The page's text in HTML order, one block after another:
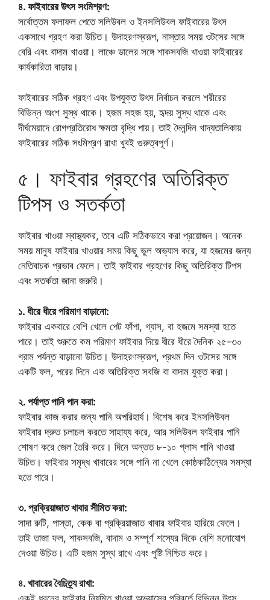
৪. ফাইবারের উৎস সংমিশ্রণ:
সর্বোত্তম ফলাফল পেতে সলিউবল ও ইনসলিউবল ফাইবারের উৎস
একসাথে গ্রহণ করা উচিত। উদাহরণস্বরূপ, নাস্তার সময় ওটসের সঙ্গে
বেরি এবং বাদাম খাওয়া। লাঞ্চে ডালের সঙ্গে শাকসবজি খাওয়া ফাইবারের
কার্যকারিতা বাড়ায়।
ফাইবারের সঠিক গ্রহণ এবং উপযুক্ত উৎস নির্বাচন করলে শরীরের
বিভিন্ন অংশ সুস্থ থাকে। হজম সহজ হয়, হৃদয় সুস্থ থাকে এবং
দীর্ঘমেয়াদে রোগপ্রতিরোধ ক্ষমতা বৃদ্ধি পায়। তাই দৈনন্দিন খাদ্যতালিকায়
ফাইবারের সঠিক সংমিশ্রণ রাখা খুবই গুরুত্বপূর্ণ।
৫। ফাইবার গ্রহণের অতিরিক্ত
টিপস ও সতর্কতা
ফাইবার খাওয়া স্বাস্থ্যকর, তবে এটি সঠিকভাবে করা প্রয়োজন। অনেক
সময় মানুষ ফাইবার খাওয়ার সময় কিছু ভুল অভ্যাস করে, যা হজমের জন্য
নেতিবাচক প্রভাব ফেলে। তাই ফাইবার গ্রহণের কিছু অতিরিক্ত টিপস
এবং সতর্কতা জানা জরুরি।
১. ধীরে ধীরে পরিমাণ বাড়ানো:
ফাইবার একবারে বেশি খেলে পেট ফাঁপা, গ্যাস, বা হজমে সমস্যা হতে
পারে। তাই শুরুতে কম পরিমাণ ফাইবার দিয়ে ধীরে ধীরে দৈনিক ২৫-৩০
গ্রাম পর্যন্ত বাড়ানো উচিত। উদাহরণস্বরূপ, প্রথম দিন ওটসের সঙ্গে
একটি ফল, পরের দিনে এক অতিরিক্ত সবজি বা বাদাম যুক্ত করা।
২. পর্যাপ্ত পানি পান করা:
ফাইবার কাজ করার জন্য পানি অপরিহার্য। বিশেষ করে ইনসলিউবল
ফাইবার দ্রুত চলাচল করতে সাহায্য করে, আর সলিউবল ফাইবার পানি
শোষণ করে জেল তৈরি করে। দিনে অন্তত ৮-১০ গ্লাস পানি খাওয়া
উচিত। ফাইবার সমৃদ্ধ খাবারের সঙ্গে পানি না খেলে কোষ্ঠকাঠিন্যের সমস্যা
হতে পারে।
৩. প্রক্রিয়াজাত খাবার সীমিত করা:
সাদা রুটি, পাস্তা, কেক বা প্রক্রিয়াজাত খাবার ফাইবার হারিয়ে ফেলে।
তাই তাজা ফল, শাকসবজি, বাদাম ও সম্পূর্ণ শস্যের দিকে বেশি মনোযোগ
দেওয়া উচিত। এটি হজম সুস্থ রাখে এবং পুষ্টি নিশ্চিত করে।
৪. খাবারের বৈচিত্র্য রাখা: